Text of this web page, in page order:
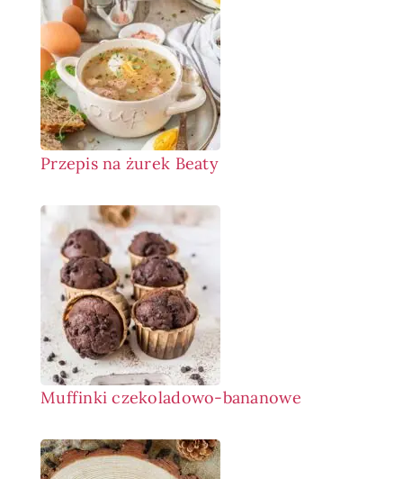
Przepis na żurek Beaty
Muffinki czekoladowo-bananowe